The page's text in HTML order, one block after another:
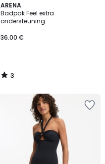
ARENA
Badpak Feel extra
ondersteuning
36.00 €
3
/
5
3
/